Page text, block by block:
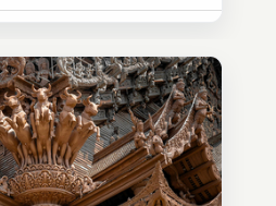
ofrece el sistema
mucho más
se encuentra
que ofrece una
completamente